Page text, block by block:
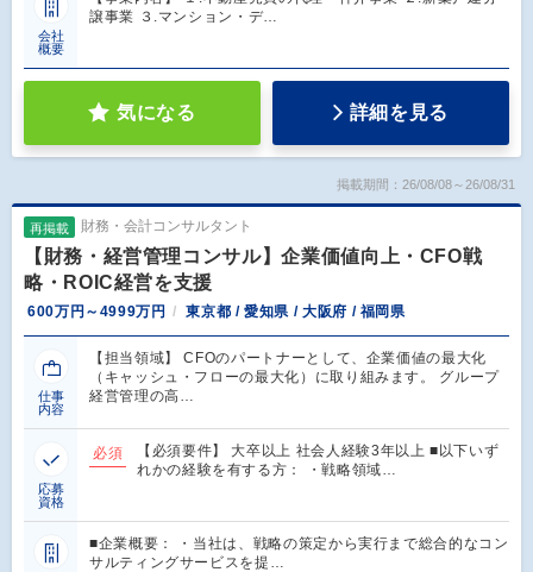
会社
概要
譲事業 ３.マンション・デ…
気になる 詳細を見る
掲載期間：26/08/08～26/08/31
再掲載 財務・会計コンサルタント
【財務・経営管理コンサル】企業価値向上・CFO戦
略・ROIC経営を支援
600万円～4999万円 東京都 / 愛知県 / 大阪府 / 福岡県
仕事
内容
【担当領域】 CFOのパートナーとして、企業価値の最大化
（キャッシュ・フローの最大化）に取り組みます。 グループ
経営管理の高…
応募
資格
必須
【必須要件】 大卒以上 社会人経験3年以上 ■以下いず
れかの経験を有する方： ・戦略領域…
■企業概要： ・当社は、戦略の策定から実行まで総合的なコン
サルティングサービスを提…